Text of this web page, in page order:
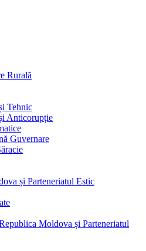
Rurală
Tehnic
Anticorupție
Guvernare
și Parteneriatul Estic
Moldova și Parteneriatul